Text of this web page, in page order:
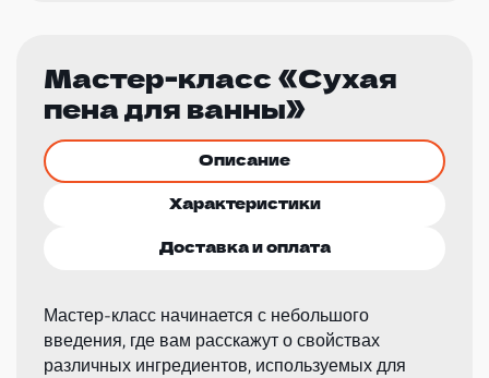
Мастер-класс «Сухая
пена для ванны»
Описание
Характеристики
Доставка и оплата
Мастер-класс начинается с небольшого
введения, где вам расскажут о свойствах
различных ингредиентов, используемых для